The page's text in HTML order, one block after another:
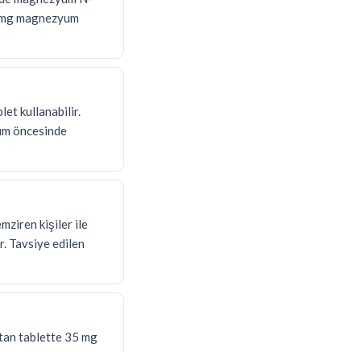
magnezyum
kullanabilir.
öncesinde
kişiler ile
Tavsiye edilen
tablette 35 mg